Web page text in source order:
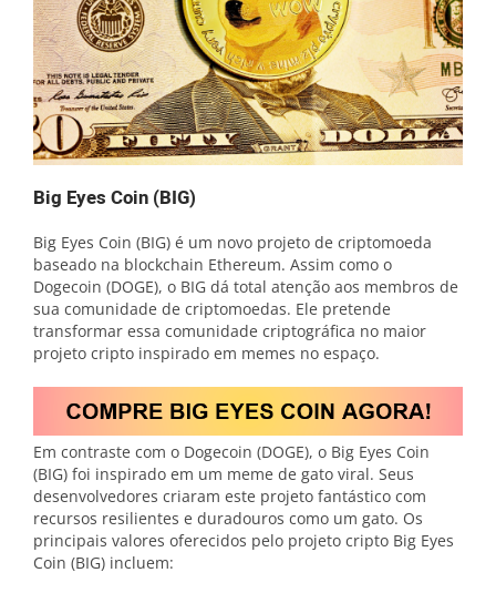
Big Eyes Coin (BIG)
Big Eyes Coin (BIG) é um novo projeto de criptomoeda
baseado na blockchain Ethereum. Assim como o
Dogecoin (DOGE), o BIG dá total atenção aos membros de
sua comunidade de criptomoedas. Ele pretende
transformar essa comunidade criptográfica no maior
projeto cripto inspirado em memes no espaço.
Em contraste com o Dogecoin (DOGE), o Big Eyes Coin
(BIG) foi inspirado em um meme de gato viral. Seus
desenvolvedores criaram este projeto fantástico com
recursos resilientes e duradouros como um gato. Os
principais valores oferecidos pelo projeto cripto Big Eyes
Coin (BIG) incluem: